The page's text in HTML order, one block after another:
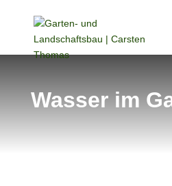
Wasser im